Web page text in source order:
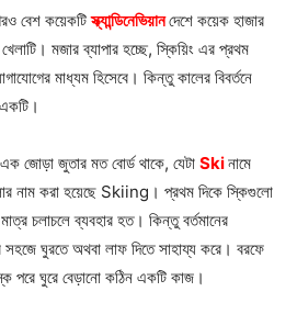
বেশ কয়েকটিস্ক্যান্ডিনেভিয়ানদেশে কয়েক হাজার
মজার ব্যাপার হচ্ছে, স্কিয়িং এর প্রথম
মাধ্যম হিসেবে। কিন্তু কালের বিবর্তনে
জোড়া জুতার মত বোর্ড থাকে, যেটা Skiনামে
নাম করা হয়েছে Skiing। প্রথম দিকে স্কিগুলো
চলাচলে ব্যবহার হত। কিন্তু বর্তমানের
ঘুরতে অথবা লাফ দিতে সাহায্য করে। বরফে
পরে ঘুরে বেড়ানো কঠিন একটি কাজ।